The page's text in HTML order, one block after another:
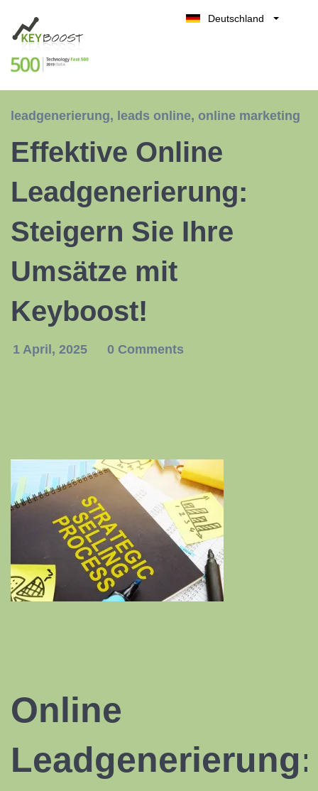
Deutschland
España
leadgenerierung, leads online, online marketing
Effektive Online
Leadgenerierung:
Steigern Sie Ihre
Umsätze mit
Keyboost!
1 April, 2025 0 Comments
Online
Leadgenerierung: